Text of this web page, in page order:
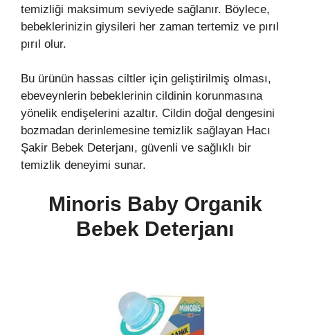
temizliği maksimum seviyede sağlanır. Böylece,
bebeklerinizin giysileri her zaman tertemiz ve pırıl
pırıl olur.
Bu ürünün hassas ciltler için geliştirilmiş olması,
ebeveynlerin bebeklerinin cildinin korunmasına
yönelik endişelerini azaltır. Cildin doğal dengesini
bozmadan derinlemesine temizlik sağlayan Hacı
Şakir Bebek Deterjanı, güvenli ve sağlıklı bir
temizlik deneyimi sunar.
Minoris Baby Organik
Bebek Deterjanı